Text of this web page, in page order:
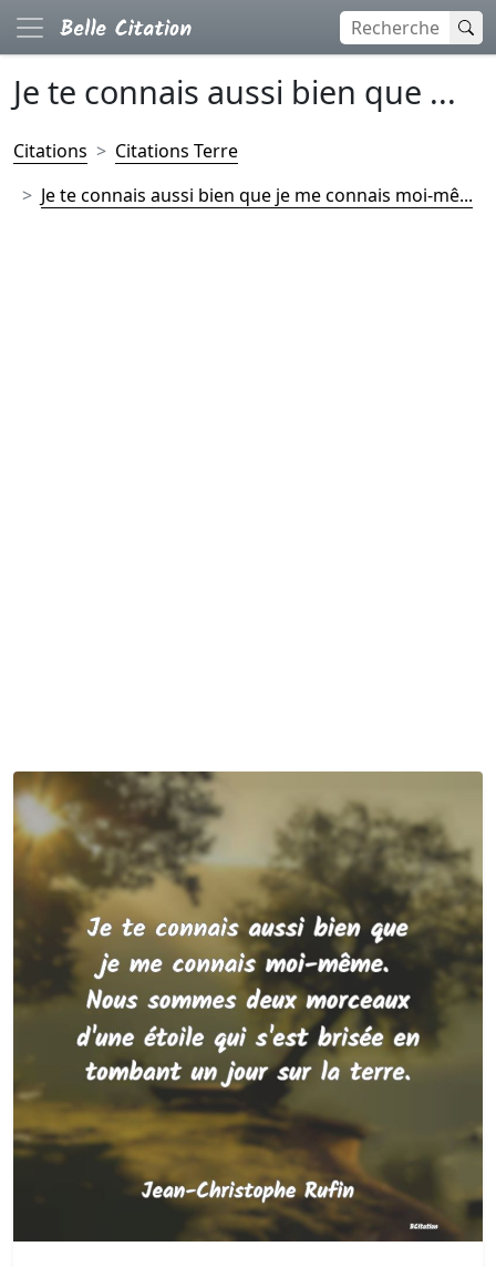
Je te connais aussi bien que ...
Citations
Citations Terre
Je te connais aussi bien que je me connais moi-mê...